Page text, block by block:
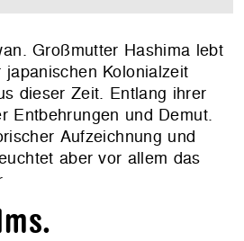
Großmutter Hashima lebt
Kolonialzeit
dieser Zeit. Entlang ihrer
Entbehrungen und Demut.
Aufzeichnung und
aber vor allem das